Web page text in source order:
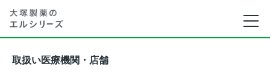
取扱い医療機関・店舗